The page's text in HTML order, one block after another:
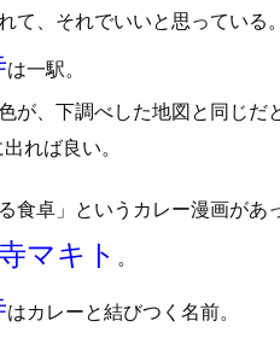
て、それでいいと思っている。
は一駅。
が、下調べした地図と同じだ
れば良い。
食卓」というカレー漫画があ
マキト 。
はカレーと結びつく名前。